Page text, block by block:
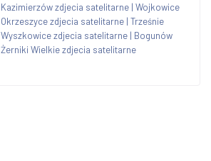
Kazimierzów zdjecia satelitarne | Wojkowice
Okrzeszyce zdjecia satelitarne | Trześnie
Wyszkowice zdjecia satelitarne | Bogunów
Żerniki Wielkie zdjecia satelitarne